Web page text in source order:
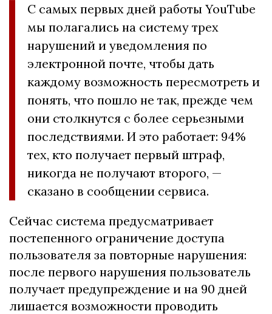
С самых первых дней работы YouTube
мы полагались на систему трех
нарушений и уведомления по
электронной почте, чтобы дать
каждому возможность пересмотреть и
понять, что пошло не так, прежде чем
они столкнутся с более серьезными
последствиями. И это работает: 94%
тех, кто получает первый штраф,
никогда не получают второго, —
сказано в сообщении сервиса.
Сейчас система предусматривает
постепенного ограничение доступа
пользователя за повторные нарушения:
после первого нарушения пользователь
получает предупреждение и на 90 дней
лишается возможности проводить